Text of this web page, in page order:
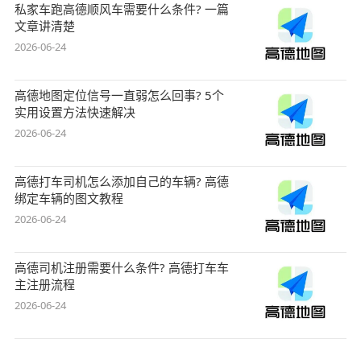
私家车跑高德顺风车需要什么条件? 一篇
文章讲清楚
2026-06-24
高德地图定位信号一直弱怎么回事? 5个
实用设置方法快速解决
2026-06-24
高德打车司机怎么添加自己的车辆? 高德
绑定车辆的图文教程
2026-06-24
高德司机注册需要什么条件? 高德打车车
主注册流程
2026-06-24